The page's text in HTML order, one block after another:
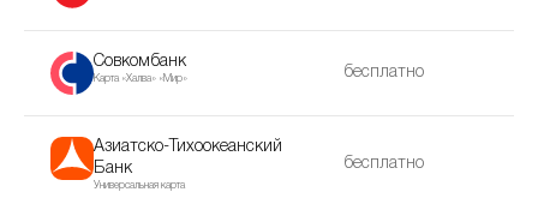
Совкомбанк
Карта «Халва» «Мир» бесплатно
Азиатско-Тихоокеанский
Банк
Универсальная карта
бесплатно